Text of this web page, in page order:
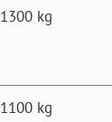
1300 kg
1100 kg